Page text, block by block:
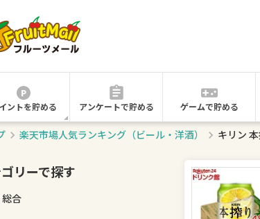
ントを貯める アンケートで貯める ゲームで貯める
楽天市場人気ランキング（ビール・洋酒） キリン
リーで探す
総合